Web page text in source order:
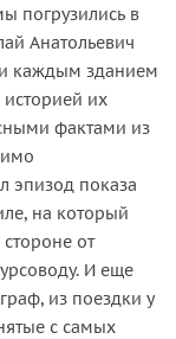
погрузились в
Анатольевич
каждым зданием
их
фактами из
эпизод показа
на который
от
И еще
из поездки у
с самых